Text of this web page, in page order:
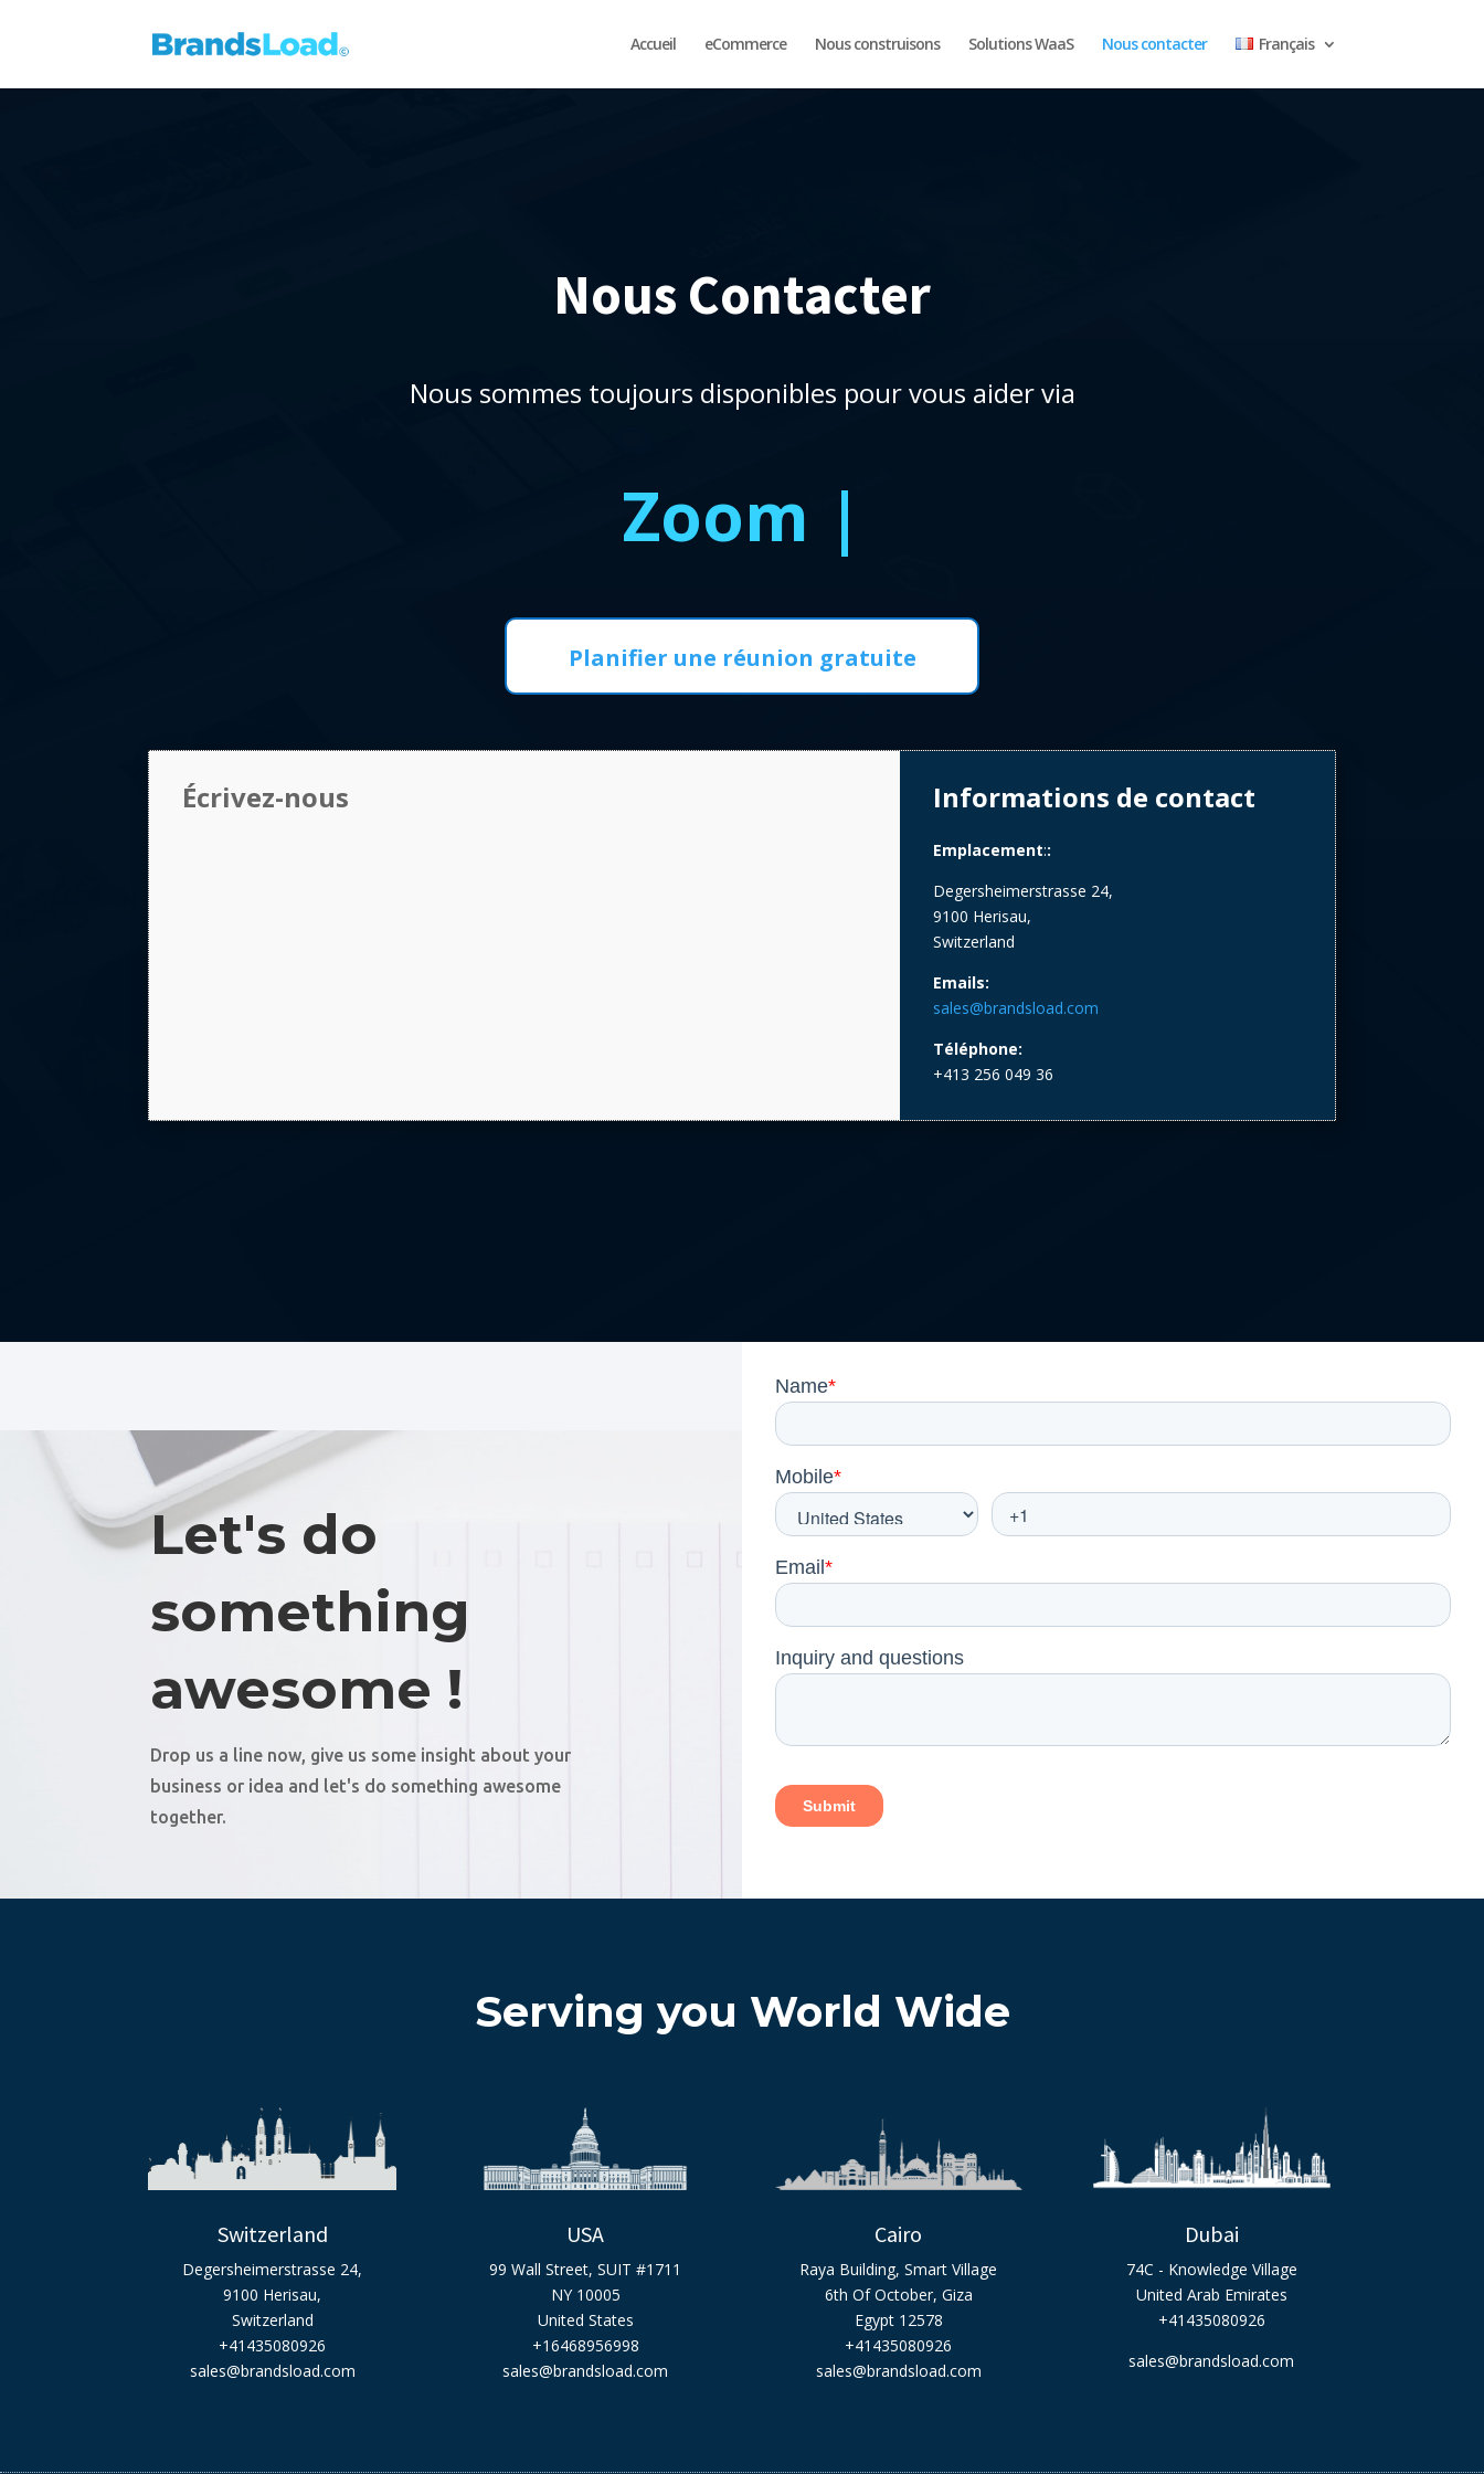
Accueil eCommerce Nous construisons Solutions WaaS Nous contacter Français
Nous ​Contacter
Nous sommes toujours disponibles pour vous aider via
M|
Planifier une réunion gratuite
Écrivez-nous Informations de contact
Emplacement::
Degersheimerstrasse 24,
9100 Herisau,
Switzerland
Emails:
sales@brandsload.com
Téléphone:
+413 256 049 36
Let's do
something
awesome !
Drop us a line now, give us some insight about your
business or idea and let's do something awesome
together.
Serving you World Wide
Switzerland
Degersheimerstrasse 24,
9100 Herisau,
Switzerland
+41435080926
sales@brandsload.com
USA
99 Wall Street, SUIT #1711
NY 10005
United States
+16468956998
sales@brandsload.com
Cairo
Raya Building, Smart Village
6th Of October, Giza
Egypt 12578
+41435080926
sales@brandsload.com
Dubai
74C - Knowledge Village
United Arab Emirates
+41435080926
sales@brandsload.com